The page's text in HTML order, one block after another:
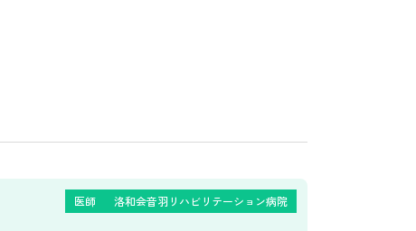
医師 洛和会音羽リハビリテーション病院